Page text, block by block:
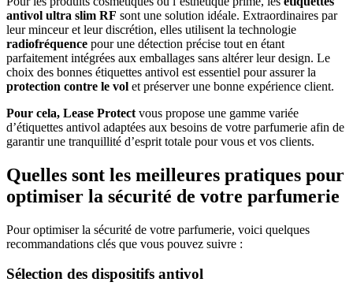
antivol ultra slim RF sont une solution idéale. Extraordinaires par
leur minceur et leur discrétion, elles utilisent la technologie
radiofréquence pour une détection précise tout en étant
parfaitement intégrées aux emballages sans altérer leur design. Le
choix des bonnes étiquettes antivol est essentiel pour assurer la
protection contre le vol et préserver une bonne expérience client.
Pour cela, Lease Protect vous propose une gamme variée
d’étiquettes antivol adaptées aux besoins de votre parfumerie afin de
garantir une tranquillité d’esprit totale pour vous et vos clients.
Quelles sont les meilleures pratiques pour
optimiser la sécurité de votre parfumerie
Pour optimiser la sécurité de votre parfumerie, voici quelques
recommandations clés que vous pouvez suivre :
Sélection des dispositifs antivol